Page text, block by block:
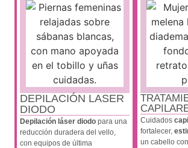
DEPILACIÓN LASER
DIODO
Depilación láser diodo para una
reducción duradera del vello,
con equipos de última
Cuidados
fortalecer,
un cabello